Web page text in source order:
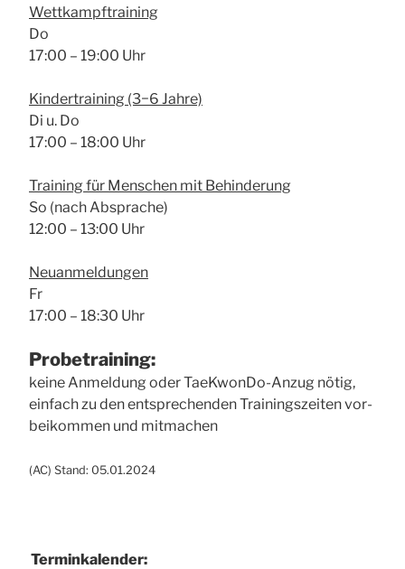
Wett­kampf­trai­ning
Do
17:00 – 19:00 Uhr
Kin­der­trai­ning (3−6 Jah­re)
Di u. Do
17:00 – 18:00 Uhr
Trai­ning für Men­schen mit Behin­de­rung
So (nach Abspra­che)
12:00 – 13:00 Uhr
Neu­an­mel­dun­gen
Fr
17:00 – 18:30 Uhr
Pro­be­trai­ning:
kei­ne Anmel­dung oder Tae­Kwon­Do-Anzug nötig,
ein­fach zu den ent­spre­chen­den Trai­nings­zei­ten vor­
bei­kom­men und mit­ma­chen
(AC) Stand: 05.01.2024
Ter­min­ka­len­der: